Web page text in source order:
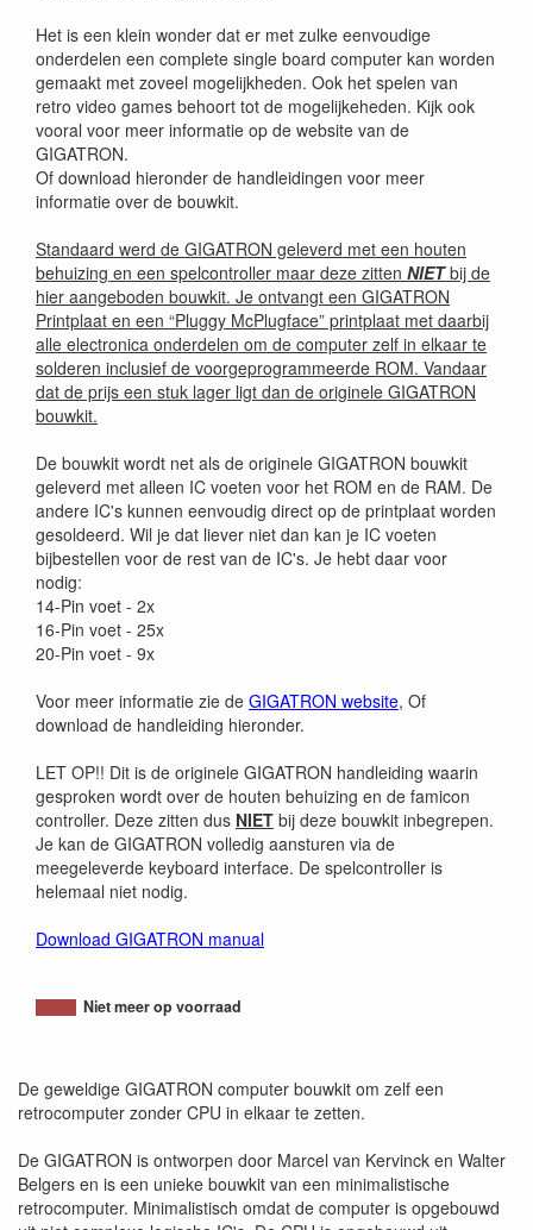
Het is een klein wonder dat er met zulke eenvoudige
onderdelen een complete single board computer kan worden
gemaakt met zoveel mogelijkheden. Ook het spelen van
retro video games behoort tot de mogelijkeheden. Kijk ook
vooral voor meer informatie op de website van de
GIGATRON.
Of download hieronder de handleidingen voor meer
informatie over de bouwkit.
Standaard werd de GIGATRON geleverd met een houten
behuizing en een spelcontroller maar deze zitten NIETbij de
hier aangeboden bouwkit. Je ontvangt een GIGATRON
Printplaat en een “Pluggy McPlugface” printplaat met daarbij
alle electronica onderdelen om de computer zelf in elkaar te
solderen inclusief de voorgeprogrammeerde ROM. Vandaar
dat de prijs een stuk lager ligt dan de originele GIGATRON
bouwkit.
De bouwkit wordt net als de originele GIGATRON bouwkit
geleverd met alleen IC voeten voor het ROM en de RAM. De
andere IC's kunnen eenvoudig direct op de printplaat worden
gesoldeerd. Wil je dat liever niet dan kan je IC voeten
bijbestellen voor de rest van de IC's. Je hebt daar voor
nodig:
14-Pin voet - 2x
16-Pin voet - 25x
20-Pin voet - 9x
Voor meer informatie zie de GIGATRON website, Of
download de handleiding hieronder.
LET OP!! Dit is de originele GIGATRON handleiding waarin
gesproken wordt over de houten behuizing en de famicon
controller. Deze zitten dus NIET bij deze bouwkit inbegrepen.
Je kan de GIGATRON volledig aansturen via de
meegeleverde keyboard interface. De spelcontroller is
helemaal niet nodig.
Download GIGATRON manual
Niet meer op voorraad
De geweldige GIGATRON computer bouwkit om zelf een
retrocomputer zonder CPU in elkaar te zetten.
De GIGATRON is ontworpen door Marcel van Kervinck en Walter
Belgers en is een unieke bouwkit van een minimalistische
retrocomputer. Minimalistisch omdat de computer is opgebouwd